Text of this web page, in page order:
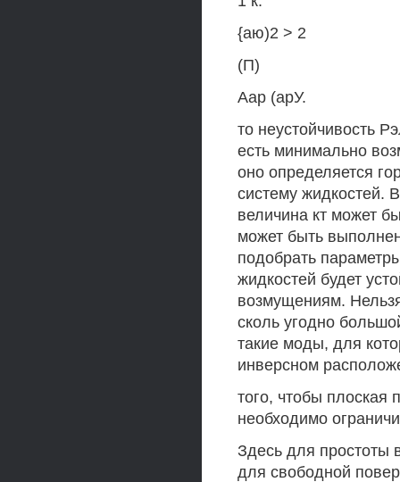
{аю)2 > 2
(П)
Аар (арУ.
то неустойчивость
есть минимально
оно определяется
систему жидкостей.
величина кт может
может быть
подобрать
жидкостей будет
возмущениям.
сколь угодно
такие моды, для
инверсном
того, чтобы плоская
необходимо
Здесь для простоты
для свободной